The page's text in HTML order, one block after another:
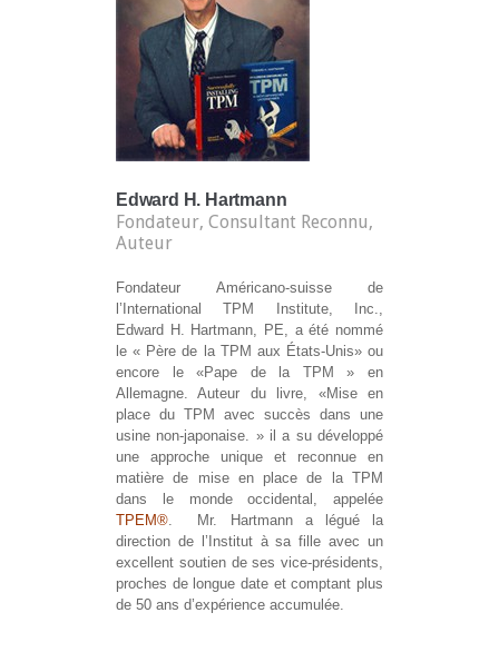
Edward H. Hartmann
Fondateur, Consultant Reconnu,
Auteur
Fondateur Américano-suisse de
l’International TPM Institute, Inc.,
Edward H. Hartmann, PE, a été nommé
le « Père de la TPM aux États-Unis» ou
encore le «Pape de la TPM » en
Allemagne. Auteur du livre, «Mise en
place du TPM avec succès dans une
usine non-japonaise. » il a su développé
une approche unique et reconnue en
matière de mise en place de la TPM
dans le monde occidental, appelée
TPEM®. Mr. Hartmann a légué la
direction de l’Institut à sa fille avec un
excellent soutien de ses vice-présidents,
proches de longue date et comptant plus
de 50 ans d’expérience accumulée.